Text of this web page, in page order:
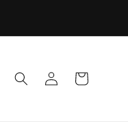
EinloggenWarenkorb